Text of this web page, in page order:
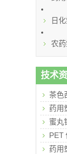
日
农
技术
茶色
药用
蜜丸
PET
药用